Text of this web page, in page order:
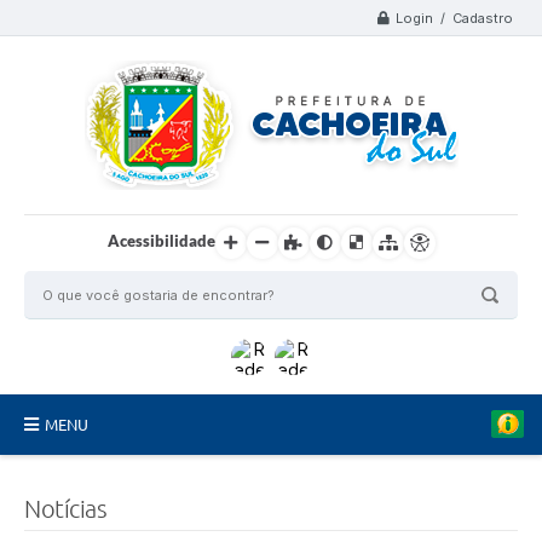
Login / Cadastro
Acessibilidade
MENU
Notícias